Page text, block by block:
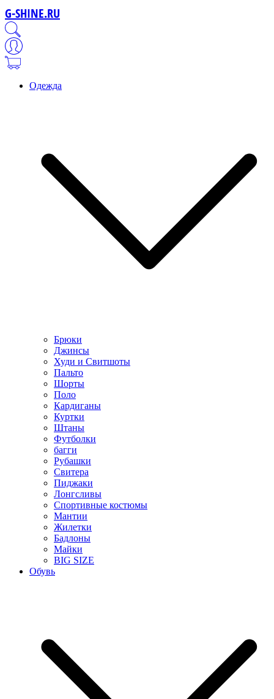
G-SHINE.RU
Одежда
Брюки
Джинсы
Худи и Свитшоты
Пальто
Шорты
Поло
Кардиганы
Куртки
Штаны
Футболки
багги
Рубашки
Свитера
Пиджаки
Лонгсливы
Спортивные костюмы
Мантии
Жилетки
Бадлоны
Майки
BIG SIZE
Обувь